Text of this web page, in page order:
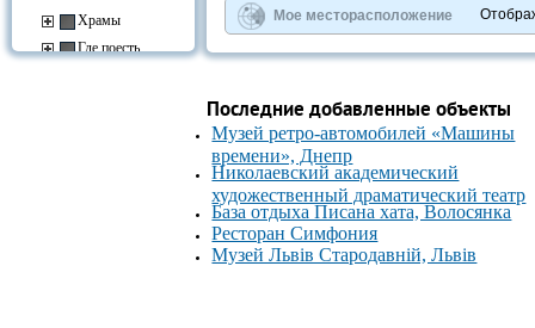
Храмы
Где поесть
©OpenStreetMapcontributors.
»
Мое месторасположение
Последние добавленные объекты
Музей ретро-автомобилей «Машины
времени», Днепр
Николаевский академический
художественный драматический театр
База отдыха Писана хата, Волосянка
Ресторан Симфония
Музей Львів Стародавній, Львів